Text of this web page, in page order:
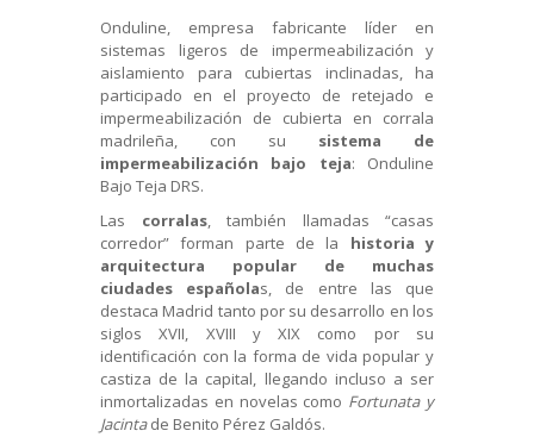
Onduline, empresa fabricante líder en
sistemas ligeros de impermeabilización y
aislamiento para cubiertas inclinadas, ha
participado en el proyecto de retejado e
impermeabilización de cubierta en corrala
madrileña, con su sistema de
impermeabilización bajo teja: Onduline
Bajo Teja DRS.
Las corralas, también llamadas “casas
corredor” forman parte de la historia y
arquitectura popular de muchas
ciudades españolas, de entre las que
destaca Madrid tanto por su desarrollo en los
siglos XVII, XVIII y XIX como por su
identificación con la forma de vida popular y
castiza de la capital, llegando incluso a ser
inmortalizadas en novelas como Fortunata y
Jacintade Benito Pérez Galdós.